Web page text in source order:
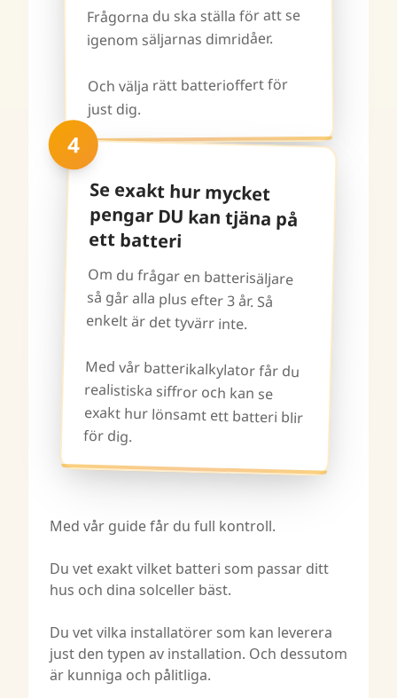
Frågorna du ska ställa för att se
igenom säljarnas dimridåer.
Och välja rätt batterioffert för
just dig.
4
Se exakt hur mycket
pengar DU kan tjäna på
ett batteri
Om du frågar en batterisäljare
så går alla plus efter 3 år. Så
enkelt är det tyvärr inte.
Med vår batterikalkylator får du
realistiska siffror och kan se
exakt hur lönsamt ett batteri blir
för dig.
Med vår guide får du full kontroll.
Du vet exakt vilket batteri som passar ditt
hus och dina solceller bäst.
Du vet vilka installatörer som kan leverera
just den typen av installation. Och dessutom
är kunniga och pålitliga.